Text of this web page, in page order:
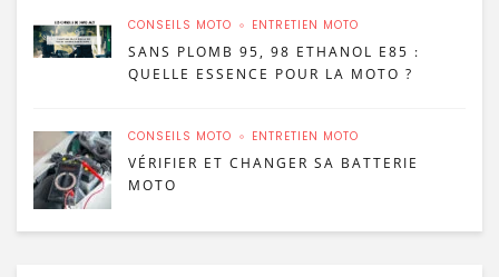
CONSEILS MOTO ENTRETIEN MOTO
SANS PLOMB 95, 98 ETHANOL E85 :
QUELLE ESSENCE POUR LA MOTO ?
CONSEILS MOTO ENTRETIEN MOTO
VÉRIFIER ET CHANGER SA BATTERIE
MOTO